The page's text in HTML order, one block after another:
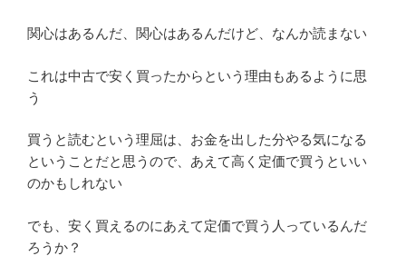
関心はあるんだ、関心はあるんだけど、なんか読まない
これは中古で安く買ったからという理由もあるように思
う
買うと読むという理屈は、お金を出した分やる気になる
ということだと思うので、あえて高く定価で買うといい
のかもしれない
でも、安く買えるのにあえて定価で買う人っているんだ
ろうか？